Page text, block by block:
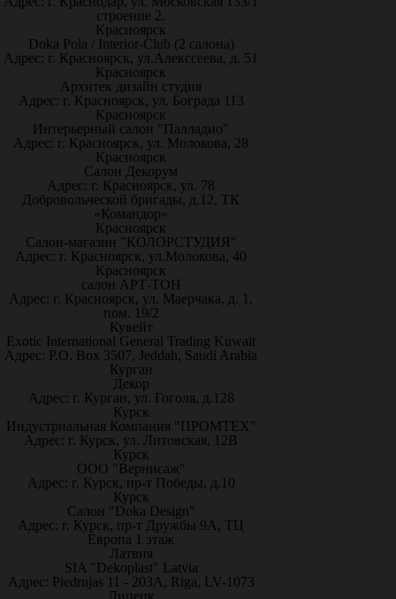
строение 2.
Красноярск
Doka Pola / Interior-Club (2 салона)
Адрес: г. Красноярск, ул.Алекссеева, д. 51
Красноярск
Архитек дизайн студия
Адрес: г. Красноярск, ул. Бограда 113
Красноярск
Интерьерный салон "Палладио"
Адрес: г. Красноярск, ул. Молокова, 28
Красноярск
Салон Декорум
Адрес: г. Красноярск, ул. 78
Добровольческой бригады, д.12, ТК
«Командор»
Красноярск
Салон-магазин "КОЛОРСТУДИЯ"
Адрес: г. Красноярск, ул.Молокова, 40
Красноярск
салон АРТ-ТОН
Адрес: г. Красноярск, ул. Маерчака, д. 1,
пом. 19/2
Кувейт
Exotic International General Trading Kuwait
Адрес: P.O. Box 3507, Jeddah, Saudi Arabia
Курган
Декор
Адрес: г. Курган, ул. Гоголя, д.128
Курск
Индустриальная Компания "ПРОМТЕХ"
Адрес: г. Курск, ул. Литовская, 12В
Курск
ООО "Вернисаж"
Адрес: г. Курск, пр-т Победы, д.10
Курск
Салон "Doka Design"
Адрес: г. Курск, пр-т Дружбы 9А, ТЦ
Европа 1 этаж
Латвия
SIA "Dekoplast" Latvia
Адрес: Piedrujas 11 - 203A, Riga, LV-1073
Липецк